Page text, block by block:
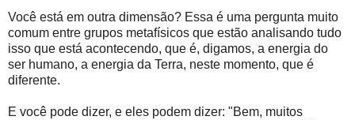
Você está em outra dimensão? Essa é uma pergunta muito
comum entre grupos metafísicos que estão analisando tudo
isso que está acontecendo, que é, digamos, a energia do
ser humano, a energia da Terra, neste momento, que é
diferente.
E você pode dizer, e eles podem dizer: "Bem, muitos